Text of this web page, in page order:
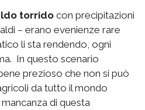
torrido con precipitazioni
– erano evenienze rare
li sta rendendo, ogni
In questo scenario
prezioso che non si può
da tutto il mondo
di questa